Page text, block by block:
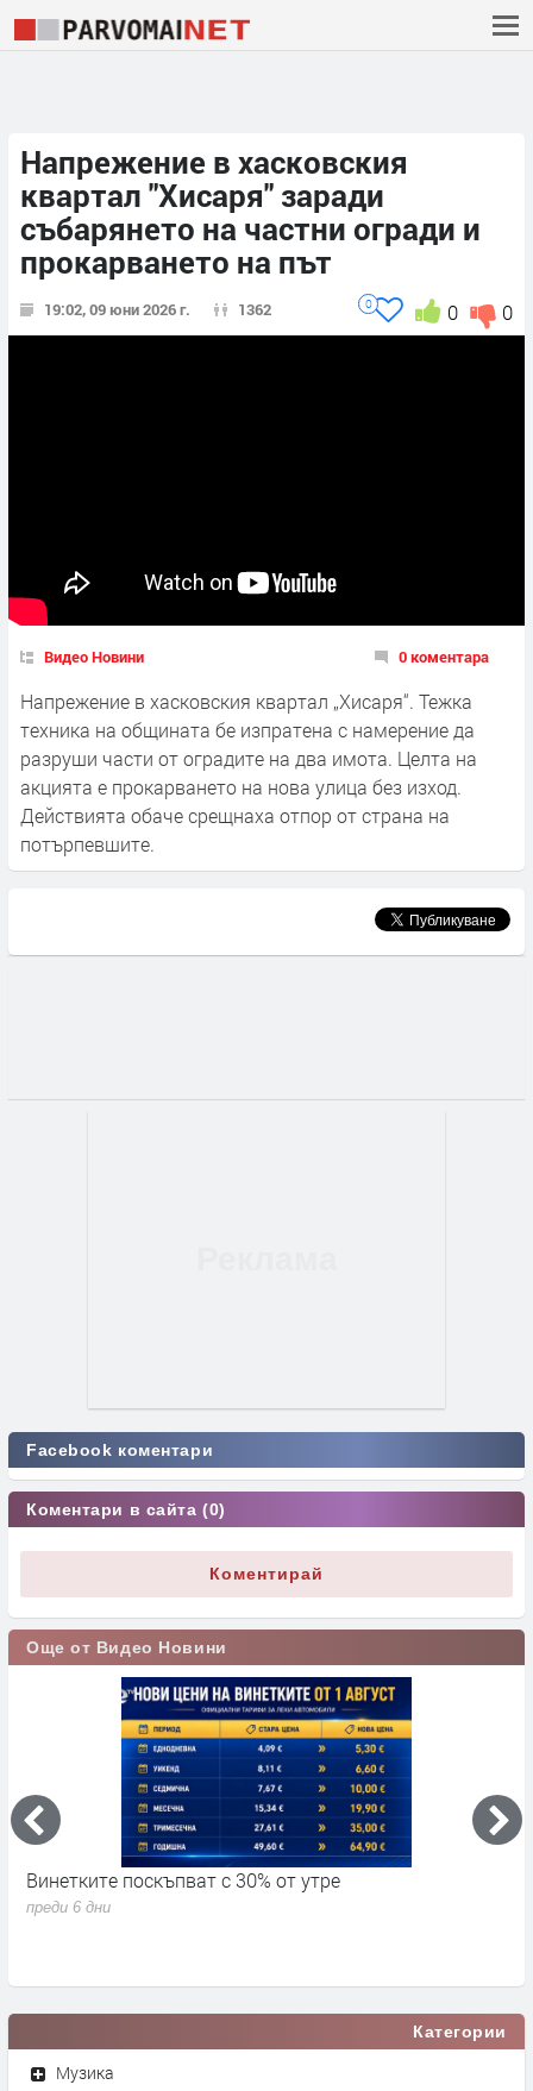
Напрежение в хасковския
квартал "Хисаря" заради
събарянето на частни огради и
прокарването на път
19:02, 09 юни 2026 г. 1362 0
0
0
Видео Новини 0 коментара
Напрежение в хасковския квартал „Хисаря“. Тежка
техника на общината бе изпратена с намерение да
разруши части от оградите на два имота. Целта на
акцията е прокарването на нова улица без изход.
Действията обаче срещнаха отпор от страна на
потърпевшите.
Facebook коментари
Коментари в сайта (0)
Коментирай
Още от Видео Новини
Винетките поскъпват с 30% от утре
преди 6 дни
Категории
Музика